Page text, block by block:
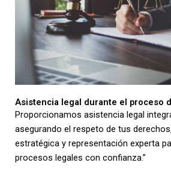
Asistencia legal durante el proceso
Proporcionamos asistencia legal
asegurando el respeto de tus
estratégica y representación experta
procesos legales con confianza.”